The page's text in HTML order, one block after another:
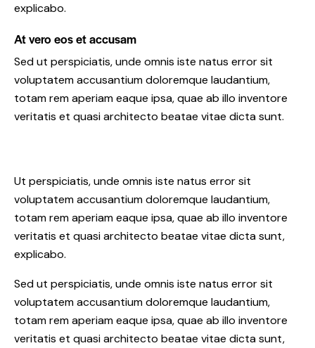
explicabo.
At vero eos et accusam
Sed ut perspiciatis, unde omnis iste natus error sit
voluptatem accusantium doloremque laudantium,
totam rem aperiam eaque ipsa, quae ab illo inventore
veritatis et quasi architecto beatae vitae dicta sunt.
Ut perspiciatis, unde omnis iste natus error sit
voluptatem accusantium doloremque laudantium,
totam rem aperiam eaque ipsa, quae ab illo inventore
veritatis et quasi architecto beatae vitae dicta sunt,
explicabo.
Sed ut perspiciatis, unde omnis iste natus error sit
voluptatem accusantium doloremque laudantium,
totam rem aperiam eaque ipsa, quae ab illo inventore
veritatis et quasi architecto beatae vitae dicta sunt,